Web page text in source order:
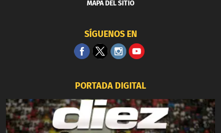
MAPA DEL SITIO
SÍGUENOS EN
PORTADA DIGITAL